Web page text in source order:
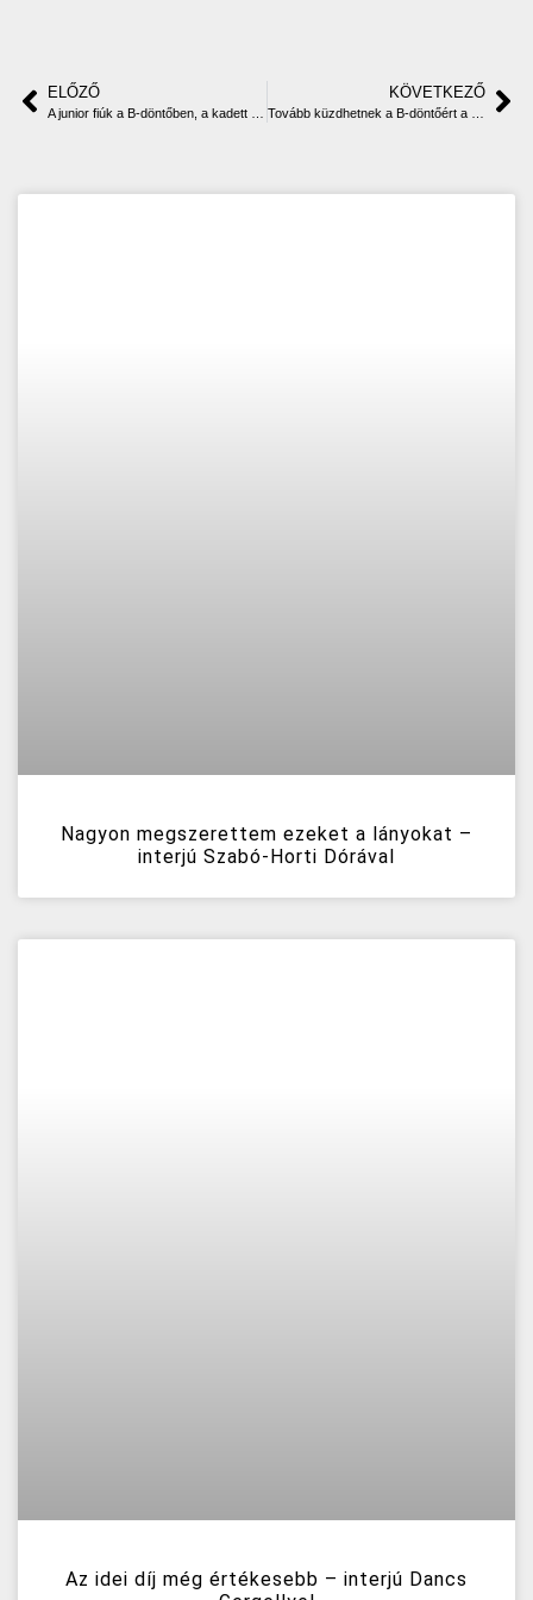
ELŐZŐ KÖVETKEZŐ
Nagyon megszerettem ezeket a lányokat –
interjú Szabó-Horti Dórával
Az idei díj még értékesebb – interjú Dancs